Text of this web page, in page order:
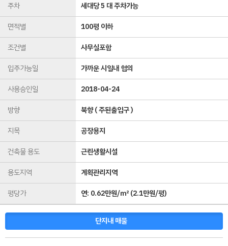
주차
세대당 5 대 주차가능
면적별
100평 이하
조건별
사무실포함
입주가능일
가까운 시일내 협의
사용승인일
2018-04-24
방향
북향 ( 주된출입구 )
지목
공장용지
건축물 용도
근린생활시설
용도지역
계획관리지역
평당가
연: 0.62만원/㎡(2.1만원/평)
단지내 매물